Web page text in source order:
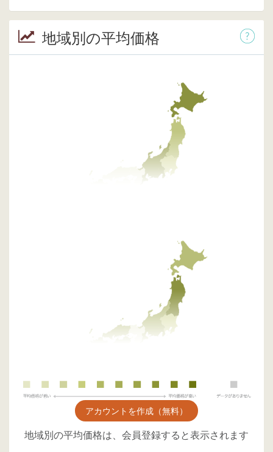
地域別の平均価格
アカウントを作成（無料）
地域別の平均価格は、会員登録すると表示されます